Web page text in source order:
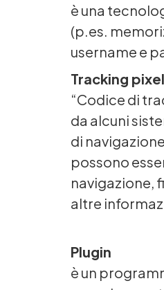
è una
(p.es.
username e
Tracking pixel
“Codice di
da alcuni
di
possono
navigazione,
altre
Plugin
è un